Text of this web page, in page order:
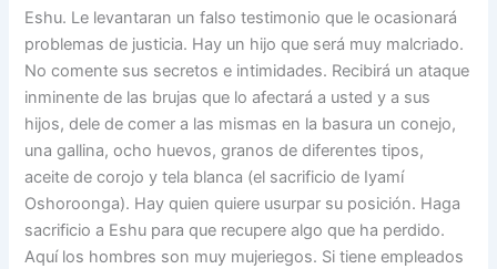
Eshu. Le levantaran un falso testimonio que le ocasionará
problemas de justicia. Hay un hijo que será muy malcriado.
No comente sus secretos e intimidades. Recibirá un ataque
inminente de las brujas que lo afectará a usted y a sus
hijos, dele de comer a las mismas en la basura un conejo,
una gallina, ocho huevos, granos de diferentes tipos,
aceite de corojo y tela blanca (el sacrificio de Iyamí
Oshoroonga). Hay quien quiere usurpar su posición. Haga
sacrificio a Eshu para que recupere algo que ha perdido.
Aquí los hombres son muy mujeriegos. Si tiene empleados